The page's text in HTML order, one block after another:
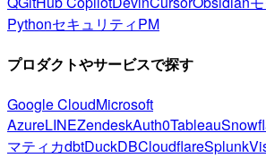
PythonセキュリティPM
プロダクトやサービスで探す
Google CloudMicrosoft
AzureLINEZendeskAuth0Tableau
マティカdbtDuckDBCloudflareSplunk